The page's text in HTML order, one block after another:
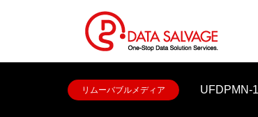
リムーバブルメディア UFDPMN-